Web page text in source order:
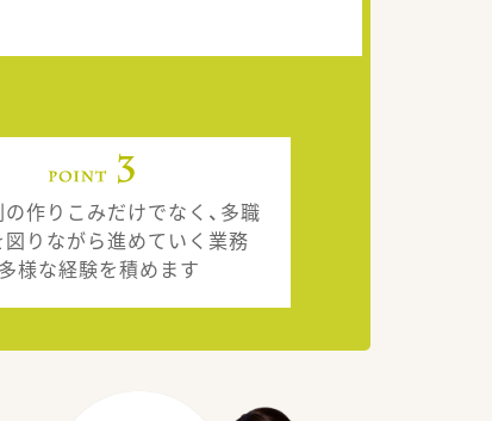
作りこみだけでなく、多職
りながら進めていく業務
様な経験を積めます